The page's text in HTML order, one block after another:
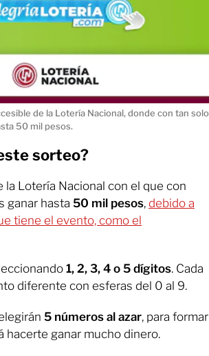
de la Lotería Nacional, donde con tan solo
50 mil pesos.
sorteo?
la Lotería Nacional con el que con
ganar hasta 50 mil pesos, debido a
tiene el evento, como el
1, 2, 3, 4 o 5 dígitos. Cada
diferente con esferas del 0 al 9.
5 números al azar, para formar
hacerte ganar mucho dinero.